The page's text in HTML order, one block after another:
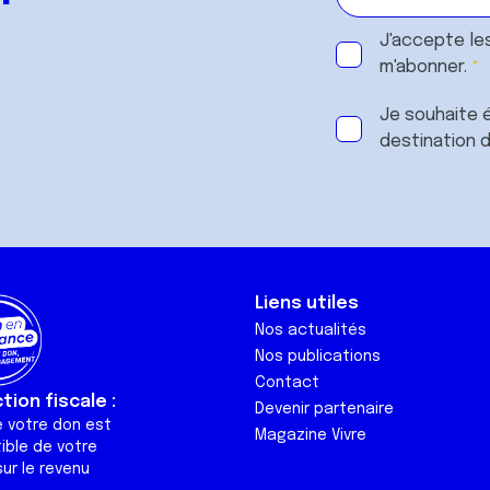
J'accepte
m'abonner.
Je souhaite
destination
fiscale :
votre don est
de votre
le revenu
Liens utiles
Nos actualités
Nos publications
Contact
Devenir partenaire
Magazine Vivre